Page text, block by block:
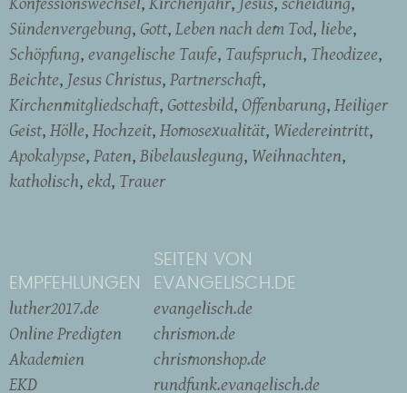
Sündenvergebung Gott Leben nach dem Tod liebe
Schöpfung evangelische Taufe Taufspruch Theodizee
Beichte Jesus Christus Partnerschaft
Kirchenmitgliedschaft Gottesbild Offenbarung Heiliger
Geist Hölle Hochzeit Homosexualität Wiedereintritt
Apokalypse Paten Bibelauslegung Weihnachten
katholisch ekd Trauer
EMPFEHLUNGEN
luther2017.de
Online Predigten
Akademien
EKD
SEITEN VON
EVANGELISCH.DE
evangelisch.de
chrismon.de
chrismonshop.de
rundfunk.evangelisch.de